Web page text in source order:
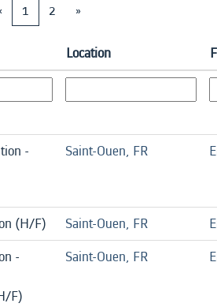
1 2 »
Location
-
Saint-Ouen, FR
(H/F) Saint-Ouen, FR
-
F)
Saint-Ouen, FR